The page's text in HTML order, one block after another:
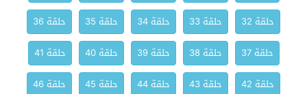
حلقة 32
حلقة 33 حلقة 34 حلقة 35
حلقة 36
حلقة 37
حلقة 38 حلقة 39 حلقة 40
حلقة 41
حلقة 42
حلقة 43 حلقة 44 حلقة 45
حلقة 46